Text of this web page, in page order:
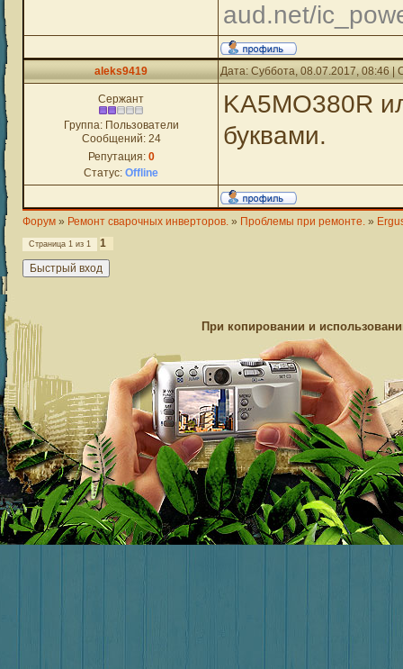
aud.net/
aleks9419 Дата: Суббота, 08.07.2017, 08:46
Сержант
Группа: Пользователи
Сообщений: 24
Репутация: 0
Статус: Offline
KA5MO380R
буквами.
Форум » Ремонт сварочных инверторов. » Проблемы при ремонте. »
Страница 1 из 1 1
При копировании и